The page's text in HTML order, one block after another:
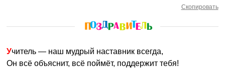
Скопировать
Учитель — наш мудрый наставник всегда,
Он всё объяснит, всё поймёт, поддержит тебя!